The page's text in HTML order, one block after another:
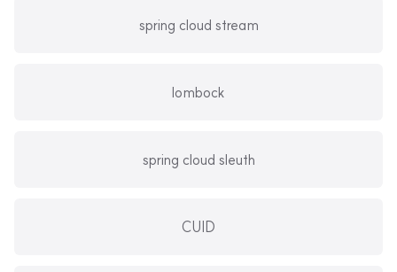
spring cloud stream
lombock
spring cloud sleuth
CUID